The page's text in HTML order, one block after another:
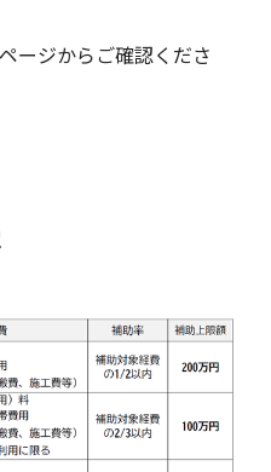
ージからご確認くださ